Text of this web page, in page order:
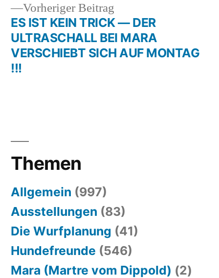
Vorheriger Beitrag
Beitrag:
ES IST KEIN TRICK — DER
ULTRASCHALL BEI MARA
VERSCHIEBT SICH AUF MONTAG
!!!
Themen
Allgemein (997)
Ausstellungen (83)
Die Wurfplanung (41)
Hundefreunde (546)
Mara (Martre vom Dippold) (2)